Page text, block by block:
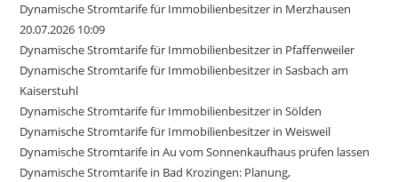
Dynamische Stromtarife für Immobilienbesitzer in Merzhausen
20.07.2026 10:09
Dynamische Stromtarife für Immobilienbesitzer in Pfaffenweiler
Dynamische Stromtarife für Immobilienbesitzer in Sasbach am
Kaiserstuhl
Dynamische Stromtarife für Immobilienbesitzer in Sölden
Dynamische Stromtarife für Immobilienbesitzer in Weisweil
Dynamische Stromtarife in Au vom Sonnenkaufhaus prüfen lassen
Dynamische Stromtarife in Bad Krozingen: Planung,